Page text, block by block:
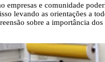
e comunidade
levando as orientações a
sobre a importância